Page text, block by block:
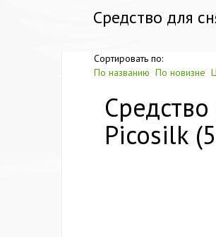
Средство для
Сортировать по:
По названию По новизне
Picosilk